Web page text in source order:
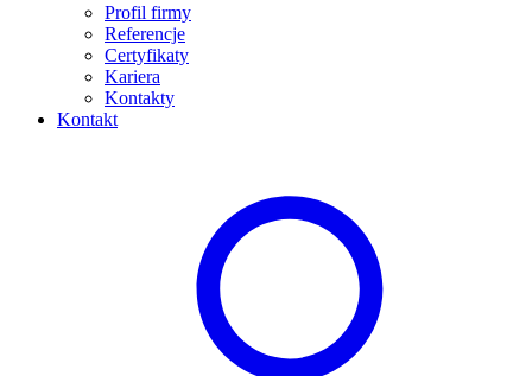
Profil firmy
Referencje
Certyfikaty
Kariera
Kontakty
Kontakt